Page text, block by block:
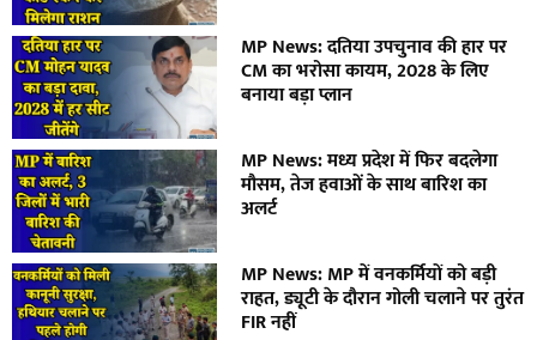
MP News: दतिया उपचुनाव की हार पर
CM का भरोसा कायम, 2028 के लिए
बनाया बड़ा प्लान
MP News: मध्य प्रदेश में फिर बदलेगा
मौसम, तेज हवाओं के साथ बारिश का
अलर्ट
MP News: MP में वनकर्मियों को बड़ी
राहत, ड्यूटी के दौरान गोली चलाने पर तुरंत
FIR नहीं